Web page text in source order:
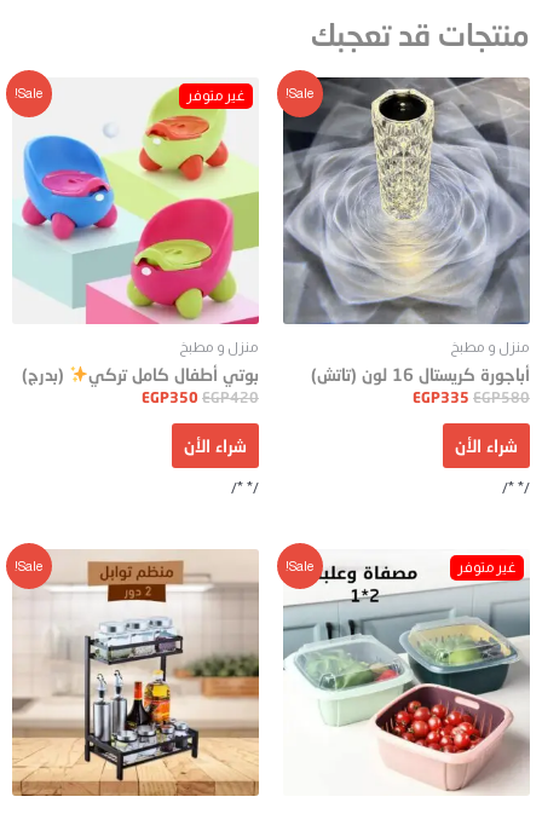
منتجات قد تعجبك
Sale!
منزل و مطبخ
أباجورة كريستال 16 لون (تاتش)
EGP580
EGP335
شراء الأن
/* */
Sale!
منزل و مطبخ
بوتي أطفال كامل تركي (بدرج)
EGP420
EGP350
شراء الأن
/* */
Sale!
Sale!